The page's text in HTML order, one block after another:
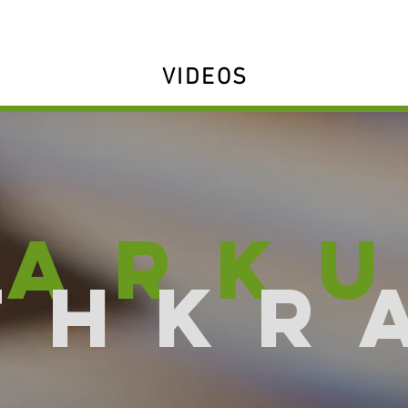
VIDEOS